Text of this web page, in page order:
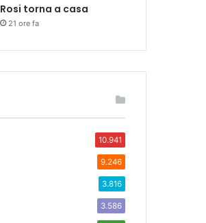
Rosi torna a casa
21 ore fa
10.941
9.246
3.816
3.586